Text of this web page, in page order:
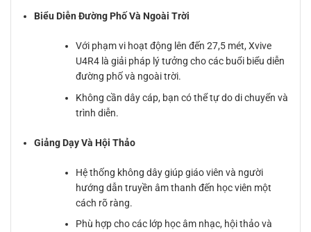
Biểu Diễn Đường Phố Và Ngoài Trời
Với phạm vi hoạt động lên đến 27,5 mét, Xvive
U4R4 là giải pháp lý tưởng cho các buổi biểu diễn
đường phố và ngoài trời.
Không cần dây cáp, bạn có thể tự do di chuyển và
trình diễn.
Giảng Dạy Và Hội Thảo
Hệ thống không dây giúp giáo viên và người
hướng dẫn truyền âm thanh đến học viên một
cách rõ ràng.
Phù hợp cho các lớp học âm nhạc, hội thảo và